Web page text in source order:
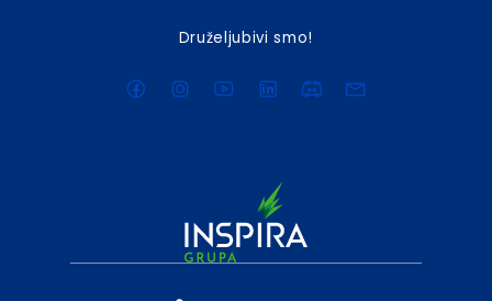
Druželjubivi smo!